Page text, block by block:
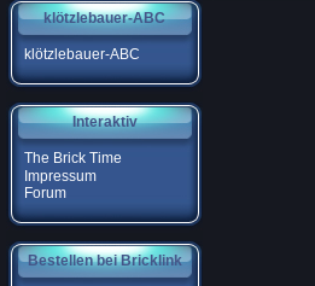
klötzlebauer-ABC
klötzlebauer-ABC
Interaktiv
The Brick Time
Impressum
Forum
Bestellen bei Bricklink